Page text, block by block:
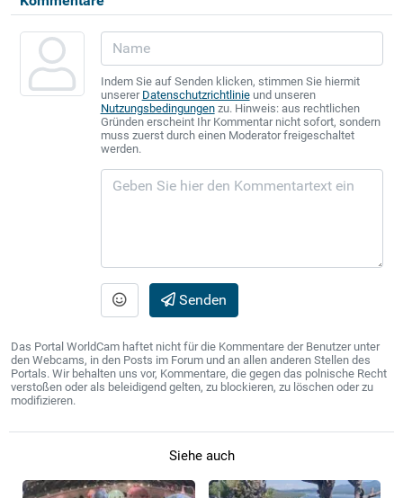
Indem Sie auf Senden klicken, stimmen Sie hiermit
unserer Datenschutzrichtlinieund unseren
Nutzungsbedingungenzu. Hinweis: aus rechtlichen
Gründen erscheint Ihr Kommentar nicht sofort, sondern
muss zuerst durch einen Moderator freigeschaltet
werden.
Senden
Das Portal WorldCam haftet nicht für die Kommentare der Benutzer unter
den Webcams, in den Posts im Forum und an allen anderen Stellen des
Portals. Wir behalten uns vor, Kommentare, die gegen das polnische Recht
verstoßen oder als beleidigend gelten, zu blockieren, zu löschen oder zu
modifizieren.
Siehe auch